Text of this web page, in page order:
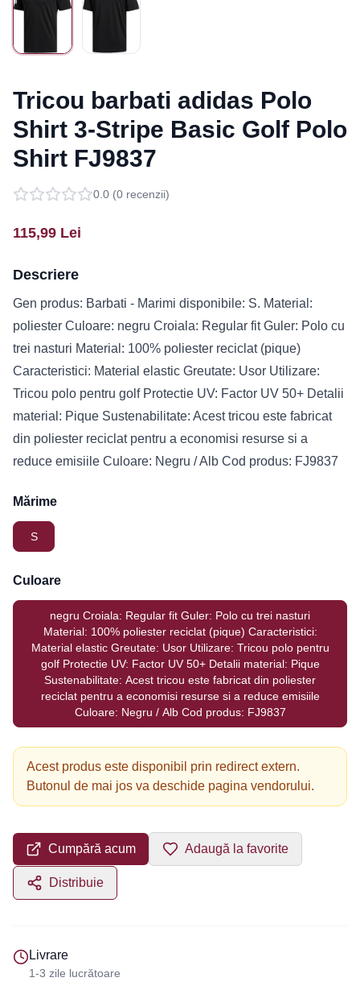
Tricou barbati adidas Polo
Shirt 3-Stripe Basic Golf Polo
Shirt FJ9837
0.0 (0 recenzii)
115,99 Lei
Descriere
Gen produs: Barbati - Marimi disponibile: S. Material:
poliester Culoare: negru Croiala: Regular fit Guler: Polo cu
trei nasturi Material: 100% poliester reciclat (pique)
Caracteristici: Material elastic Greutate: Usor Utilizare:
Tricou polo pentru golf Protectie UV: Factor UV 50+ Detalii
material: Pique Sustenabilitate: Acest tricou este fabricat
din poliester reciclat pentru a economisi resurse si a
reduce emisiile Culoare: Negru / Alb Cod produs: FJ9837
Mărime
S
Culoare
negru Croiala: Regular fit Guler: Polo cu trei nasturi
Material: 100% poliester reciclat (pique) Caracteristici:
Material elastic Greutate: Usor Utilizare: Tricou polo pentru
golf Protectie UV: Factor UV 50+ Detalii material: Pique
Sustenabilitate: Acest tricou este fabricat din poliester
reciclat pentru a economisi resurse si a reduce emisiile
Culoare: Negru / Alb Cod produs: FJ9837
Acest produs este disponibil prin redirect extern.
Butonul de mai jos va deschide pagina vendorului.
Cumpără acum Adaugă la favorite
Distribuie
Livrare
1-3 zile lucrătoare